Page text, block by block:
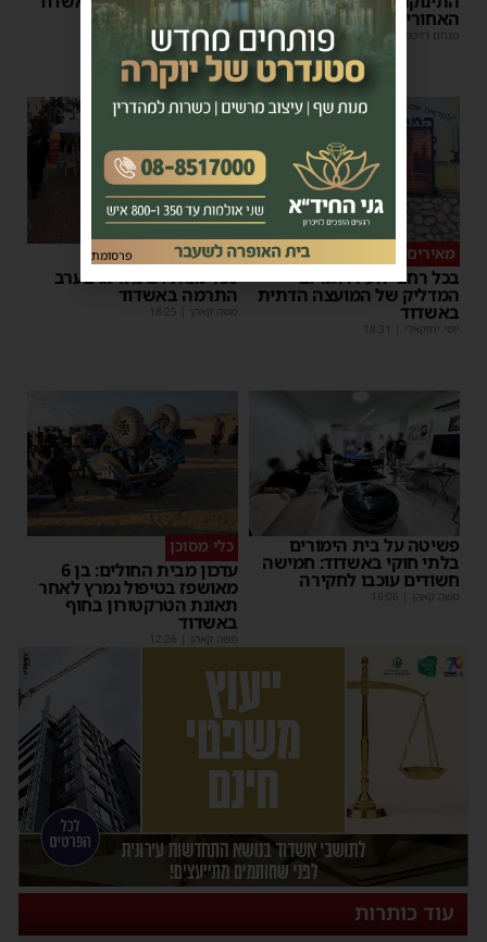
האחורי של הרכב
מנחם דויטש 08:07
יוסי יחזקאלי 18:35
מאירים את השבת
בכל רחבי העיר: המיזם
המדליק של המועצה הדתית
באשדוד
יוסי יחזקאלי 18:31
1
מצילי חיים
150 מנות דם נתרמו בערב
התרמה באשדוד
משה קאהן 18:25
פשיטה על בית הימורים
בלתי חוקי באשדוד: חמישה
חשודים עוכבו לחקירה
משה קאהן 16:06
כלי מסוכן
עדכון מבית החולים: בן 6
מאושפז בטיפול נמרץ לאחר
תאונת הטרקטורון בחוף
באשדוד
משה קאהן 12:26
עוד כותרות
פרסומת